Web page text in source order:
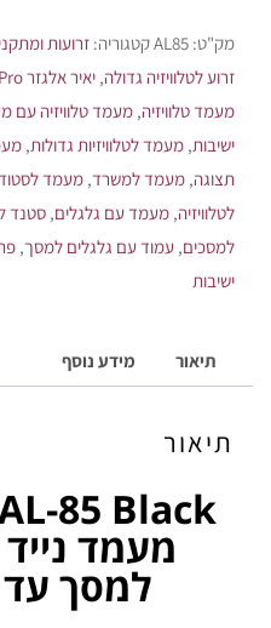
מק"ט: AL85קטגוריה: זרועות
זרוע לטלוויזיה גדולה, יאיר אלגזר Custom-Pro
מעמד טלוויזיה, מעמד טלוויזיה עם
ישיבות, מעמד לטלוויזיות גדולות,
תצוגה, מעמד למשרד, מעמד
לטלוויזיה, מעמד עם גלגלים, סטנד
למסכים, עמוד עם גלגלים למסך,
ישיבות
תיאור מידע נוסף
תיאור
85 Black
מעמד
למסך עד 75 אינץ”